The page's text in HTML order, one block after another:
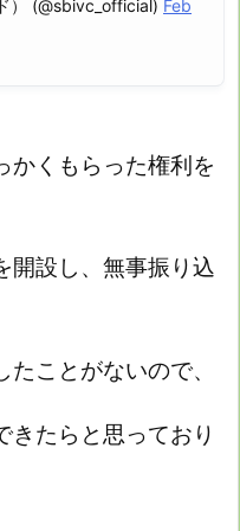
） (@sbivc_official) Feb
かくもらった権利を
開設し、無事振り込
ことがないので、
きたらと思っており